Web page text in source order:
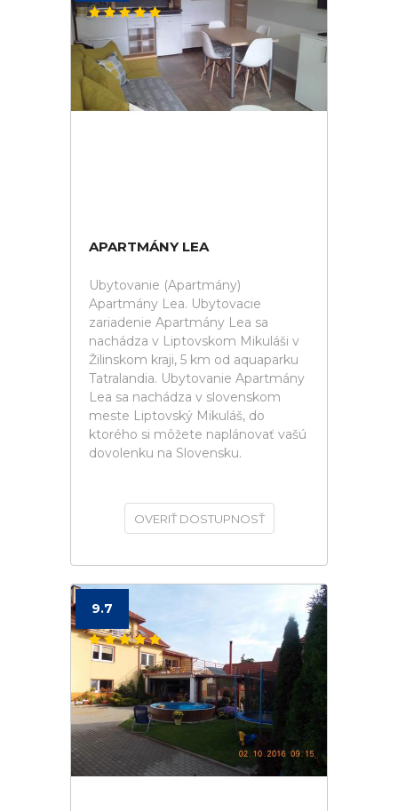
APARTMÁNY LEA
Ubytovanie (Apartmány)
Apartmány Lea. Ubytovacie
zariadenie Apartmány Lea sa
nachádza v Liptovskom Mikuláši v
Žilinskom kraji, 5 km od aquaparku
Tatralandia. Ubytovanie Apartmány
Lea sa nachádza v slovenskom
meste Liptovský Mikuláš, do
ktorého si môžete naplánovať vašú
dovolenku na Slovensku.
OVERIŤ DOSTUPNOSŤ
9.7